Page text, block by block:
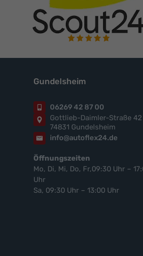
Gundelsheim
06269 42 87 00
Gottlieb-Daimler-Straße 42
74831 Gundelsheim
info@autoflex24.de
Öffnungszeiten
Mo, Di, Mi, Do, Fr,09:30 Uhr –
Uhr
Sa, 09:30 Uhr – 13:00 Uhr